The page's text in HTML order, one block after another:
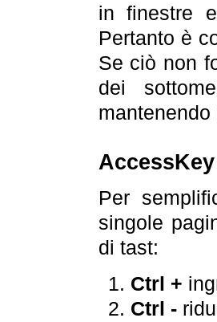
in finestre
Pertanto è
Se ciò non
dei
AccessKey
Per
singole
di tast:
Ctrl +
Ctrl -